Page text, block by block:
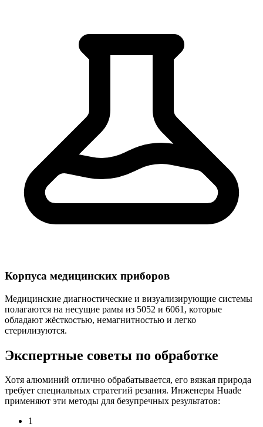
Корпуса медицинских приборов
Медицинские диагностические и визуализирующие системы
полагаются на несущие рамы из 5052 и 6061, которые
обладают жёсткостью, немагнитностью и легко
стерилизуются.
Экспертные советы по обработке
Хотя алюминий отлично обрабатывается, его вязкая природа
требует специальных стратегий резания. Инженеры Huade
применяют эти методы для безупречных результатов:
1